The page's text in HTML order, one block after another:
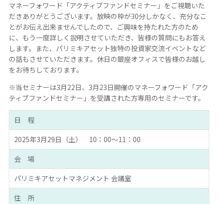
マネーフォワード「アクティブファンドセミナー」をご視聴いた
だきありがとうございます。放映の枠が30分しかなく、充分なこ
とがお伝え出来ませんでしたので、ご興味を持たれた方のため
に、もう一度詳しく説明させていただき、皆様の質問にもお答え
します。また、パリミキアセット独特の投資家交流イベントなど
の話もさせていただきます。休日の銀座オフィスで皆様のお越し
をお待ちしております。
※当セミナーは3月22日、3月23日開催のマネーフォワード「アク
ティブファンドセミナー」を受講された方専用のセミナーです。
日 程
2025年3月29日（土） 10：00～11：00
会 場
パリミキアセットマネジメント 会議室
住 所